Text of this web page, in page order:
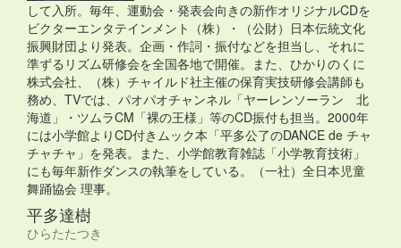
して入所。毎年、運動会・発表会向きの新作オリジナルCDを
ビクターエンタテインメント（株）・（公財）日本伝統文化
振興財団より発表。企画・作詞・振付などを担当し、それに
準ずるリズム研修会を全国各地で開催。また、ひかりのくに
株式会社、（株）チャイルド社主催の保育実技研修会講師も
務め、TVでは、パオパオチャンネル「ヤーレンソーラン 北
海道」・ツムラCM「裸の王様」等のCD振付も担当。2000年
には小学館よりCD付きムック本「平多公了のDANCE de チャ
チャチャ」を発表。また、小学館教育雑誌「小学教育技術」
にも毎年新作ダンスの執筆をしている。（一社）全日本児童
舞踊協会 理事。
平多達樹
ひらたたつき